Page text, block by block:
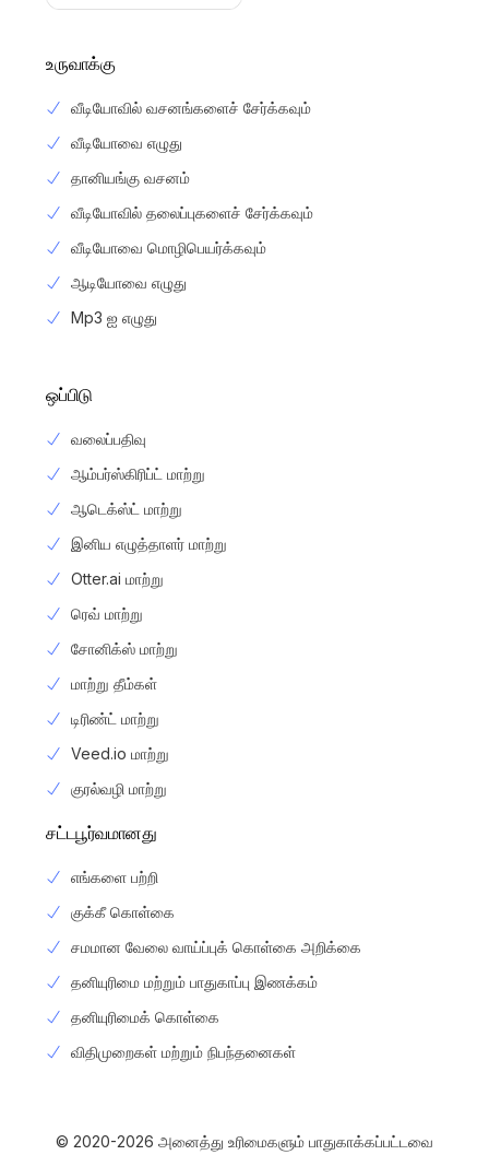
உருவாக்கு
வீடியோவில் வசனங்களைச் சேர்க்கவும்
வீடியோவை எழுது
தானியங்கு வசனம்
வீடியோவில் தலைப்புகளைச் சேர்க்கவும்
வீடியோவை மொழிபெயர்க்கவும்
ஆடியோவை எழுது
Mp3 ஐ எழுது
ஒப்பிடு
வலைப்பதிவு
ஆம்பர்ஸ்கிரிப்ட் மாற்று
ஆடெக்ஸ்ட் மாற்று
இனிய எழுத்தாளர் மாற்று
Otter.ai மாற்று
ரெவ் மாற்று
சோனிக்ஸ் மாற்று
மாற்று தீம்கள்
டிரிண்ட் மாற்று
Veed.io மாற்று
குரல்வழி மாற்று
சட்டபூர்வமானது
எங்களை பற்றி
குக்கீ கொள்கை
சமமான வேலை வாய்ப்புக் கொள்கை அறிக்கை
தனியுரிமை மற்றும் பாதுகாப்பு இணக்கம்
தனியுரிமைக் கொள்கை
விதிமுறைகள் மற்றும் நிபந்தனைகள்
© 2020-2026 அனைத்து உரிமைகளும் பாதுகாக்கப்பட்டவை